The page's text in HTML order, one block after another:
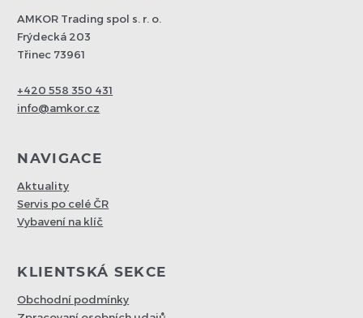
AMKOR Trading spol s. r. o.
Frýdecká 203
Třinec 73961
+420 558 350 431
info@amkor.cz
NAVIGACE
Aktuality
Servis po celé ČR
Vybavení na klíč
KLIENTSKÁ SEKCE
Obchodní podmínky